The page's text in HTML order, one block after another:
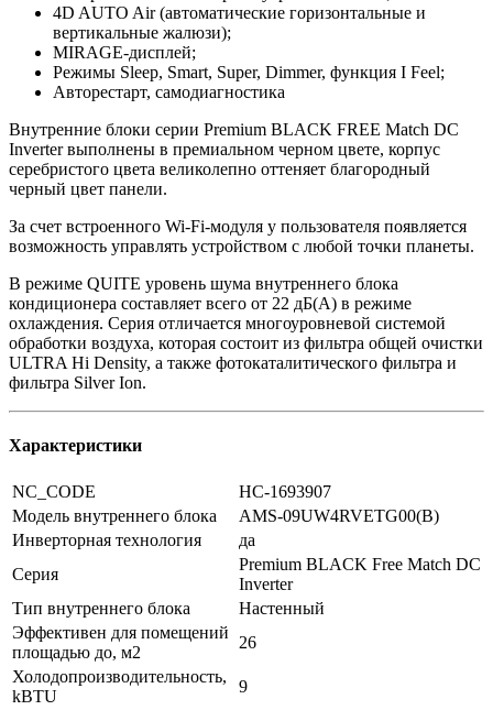
4D AUTO Air (автоматические горизонтальные и
вертикальные жалюзи);
MIRAGE-дисплей;
Режимы Sleep, Smart, Super, Dimmer, функция I Feel;
Авторестарт, самодиагностика
Внутренние блоки серии Premium BLACK FREE Match DC
Inverter выполнены в премиальном черном цвете, корпус
серебристого цвета великолепно оттеняет благородный
черный цвет панели.
За счет встроенного Wi-Fi-модуля у пользователя появляется
возможность управлять устройством с любой точки планеты.
В режиме QUITE уровень шума внутреннего блока
кондиционера составляет всего от 22 дБ(A) в режиме
охлаждения. Серия отличается многоуровневой системой
обработки воздуха, которая состоит из фильтра общей очистки
ULTRA Hi Density, а также фотокаталитического фильтра и
фильтра Silver Ion.
Характеристики
NC_CODE
НС-1693907
Модель внутреннего блока
AMS-09UW4RVETG00(B)
Инверторная технология
да
Серия
Premium BLACK Free Match DC
Inverter
Тип внутреннего блока
Настенный
Эффективен для помещений
площадью до, м2
26
Холодопроизводительность,
kBTU
9